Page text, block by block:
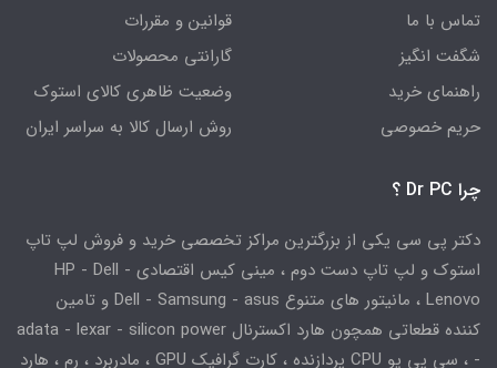
تماس با ما
شگفت انگیز
راهنمای خرید
حریم خصوصی
قوانین و مقررات
گارانتی محصولات
وضعیت ظاهری کالای استوک
روش ارسال کالا به سراسر ایران
چرا Dr PC ؟
دکتر پی سی یکی از بزرگترین مراکز تخصصی خرید و فروش لپ تاپ
استوک و لپ تاپ دست دوم ، مینی کیس اقتصادی HP - Dell -
Lenovo ، مانیتور های متنوع Dell - Samsung - asus و تامین
کننده قطعاتی همچون هارد اکسترنال adata - lexar - silicon power
- ، سی پی یو CPU پردازنده ، کارت گرافیک GPU ، مادربرد ، رم ، هارد